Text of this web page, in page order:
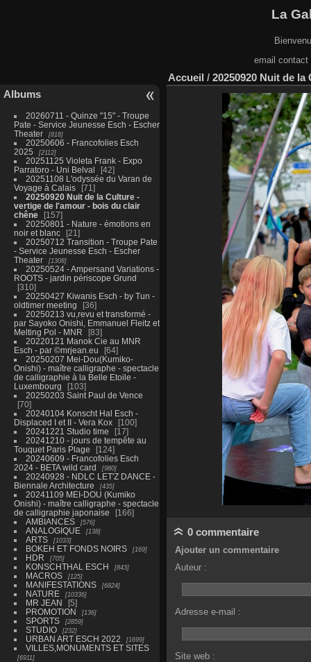
La
email
Albums
20260711 - Quinze "15" - Troupe
Pate - Service Jeunesse Esch - Escher
Theater
818
20250606 - Francofolies Esch
2025
2112
20251125 Violeta Frank - Expo
Parratoro - Uni Belval
42
20251108 L'odyssée du Varan de
Voyage à Calais
71
20250920 Nuit de la Culture -
vertige de l'amour - bois du clair
chêne
157
20250801 - Nature - émotions en
noir et blanc
21
20250712 Transition - Troupe Pate
- Service Jeunesse Esch - Escher
Theater
1308
20250524 - Ampersand Variations -
ROOTS - jardin périscope Grund
310
20250427 Kiwanis Esch - by Tun -
oldtimer meeting
36
20250213 vu,revu et transformé -
par Sayoko Onishi, Emmanuel Fleitz et
Melting Pol - MNR
83
20220121 Manok Cie au MNR
Esch - par ©mrjean.eu
64
20250207 Mei-Dou(Kumiko-
Onishi) - maître calligraphe - spectacle
de calligraphie à la Belle Etoile -
Luxembourg
103
20250203 Saint Paul de Vence
70
20240104 Konscht Hal Esch -
Displaced I et II - Vera Kox
100
20241221 Studio time
17
20241210 - jours de tempête au
Touquet Paris Plage
124
20240609 - Francofolies Esch
2024 - BETA wild card
980
20240928 - NDLC LET'Z DANCE -
Biennale Architecture
435
20241109 MEI-DOU (Kumiko
Onishi) - maître calligraphe - spectacle
de calligraphie japonaise
166
AMBIANCES
576
ANALOGIQUE 138
ARTS 1033
BOKEH ET FONDS NOIRS 169
HDR 705
KONSCHTHAL ESCH 843
MACROS 125
MANIFESTATIONS 6824
NATURE 10336
MR JEAN
5
PROMOTION
136
SPORTS 2859
STUDIO 232
URBAN ART ESCH 2022 1699
VILLES,MONUMENTS ET SITES
6911
Accueil / 20250920 Nuit de
0 commentaire
Ajouter un commentaire
Auteur :
Adresse e-mail :
Site web :